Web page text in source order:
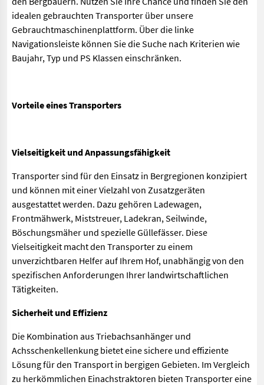
idealen gebrauchten Transporter über unsere
Gebrauchtmaschinenplattform. Über die linke
Navigationsleiste können Sie die Suche nach Kriterien wie
Baujahr, Typ und PS Klassen einschränken.
Vorteile eines Transporters
Vielseitigkeit und Anpassungsfähigkeit
Transporter sind für den Einsatz in Bergregionen konzipiert
und können mit einer Vielzahl von Zusatzgeräten
ausgestattet werden. Dazu gehören Ladewagen,
Frontmähwerk, Miststreuer, Ladekran, Seilwinde,
Böschungsmäher und spezielle Güllefässer. Diese
Vielseitigkeit macht den Transporter zu einem
unverzichtbaren Helfer auf Ihrem Hof, unabhängig von den
spezifischen Anforderungen Ihrer landwirtschaftlichen
Tätigkeiten.
Sicherheit und Effizienz
Die Kombination aus Triebachsanhänger und
Achsschenkellenkung bietet eine sichere und effiziente
Lösung für den Transport in bergigen Gebieten. Im Vergleich
zu herkömmlichen Einachstraktoren bieten Transporter eine